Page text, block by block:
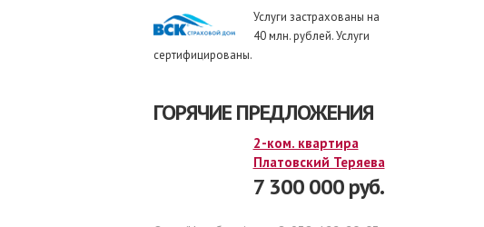
Услуги застрахованы на
40 млн. рублей. Услуги
сертифицированы.
ГОРЯЧИЕ ПРЕДЛОЖЕНИЯ
2-ком. квартира
Платовский Теряева
7 300 000 руб.